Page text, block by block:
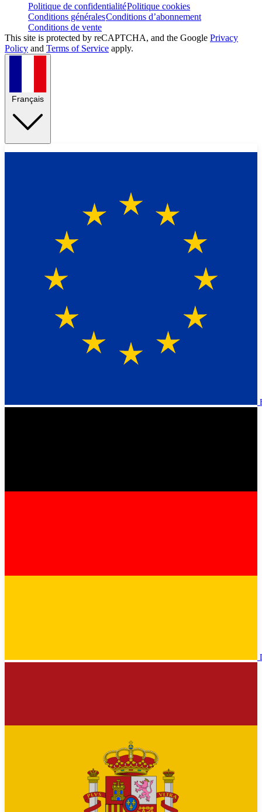
Politique de confidentialitéPolitique cookies
Conditions généralesConditions d’abonnement
Conditions de vente
This site is protected by reCAPTCHA, and the Google Privacy
Policy and Terms of Service apply.
Français